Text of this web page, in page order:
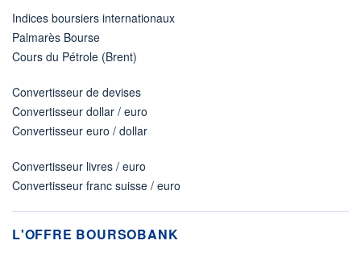
Indices boursiers internationaux
Palmarès Bourse
Cours du Pétrole (Brent)
Convertisseur de devises
Convertisseur dollar / euro
Convertisseur euro / dollar
Convertisseur livres / euro
Convertisseur franc suisse / euro
L'OFFRE BOURSOBANK